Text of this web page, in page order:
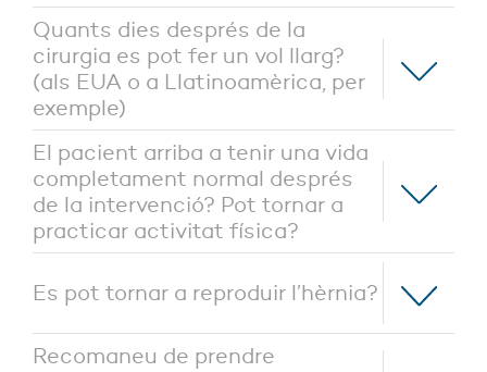
Quants dies després de la
cirurgia es pot fer un vol llarg?
(als EUA o a Llatinoamèrica, per
exemple)
El pacient arriba a tenir una vida
completament normal després
de la intervenció? Pot tornar a
practicar activitat física?
Es pot tornar a reproduir l’hèrnia?
Recomaneu de prendre